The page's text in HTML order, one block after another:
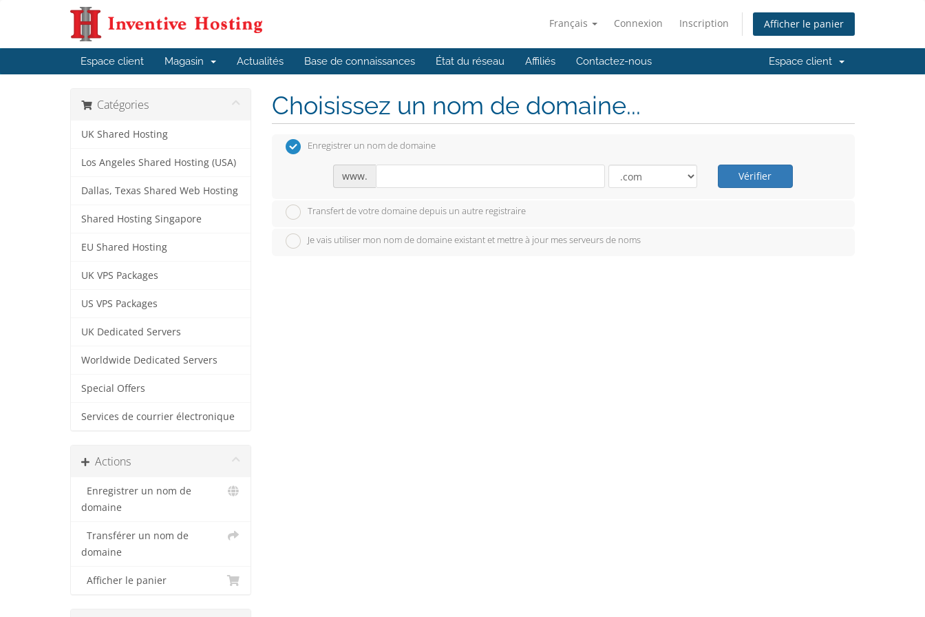
Français Connexion Inscription Afficher le panier
Espace client Magasin Actualités Base de connaissances État du réseau Affiliés Contactez-nous Espace client
Catégories
UK Shared Hosting
Los Angeles Shared Hosting (USA)
Dallas, Texas Shared Web Hosting
Shared Hosting Singapore
EU Shared Hosting
UK VPS Packages
US VPS Packages
UK Dedicated Servers
Worldwide Dedicated Servers
Special Offers
Services de courrier électronique
Actions
Enregistrer un nom de
domaine
Transférer un nom de
domaine
Afficher le panier
Choisissez un nom de domaine...
Enregistrer un nom de domaine
www. Vérifier
Transfert de votre domaine depuis un autre registraire
Je vais utiliser mon nom de domaine existant et mettre à jour mes serveurs de noms